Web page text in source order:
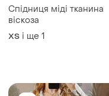
Спідниця міді тканина
віскоза
ХS і ще 1